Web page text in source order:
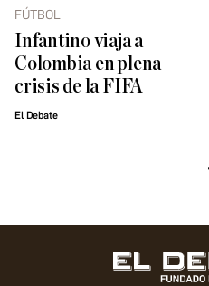
FÚTBOL
Infantino viaja a
Colombia en plena
crisis de la FIFA
El Debate